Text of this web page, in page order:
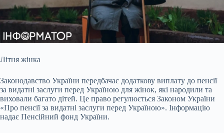
Літня жінка
Законодавство України передбачає додаткову виплату до пенсії
за видатні заслуги перед Україною для жінок, які народили та
виховали багато дітей. Це право регулюється Законом України
«Про пенсії за видатні заслуги перед Україною». Інформацію
надає Пенсійний фонд України.